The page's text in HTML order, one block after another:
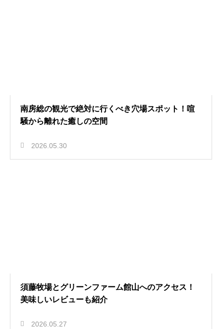
南房総の観光で絶対に行くべき穴場スポット！喧
騒から離れた癒しの空間
2026.05.30
須藤牧場とグリーンファーム館山へのアクセス！
美味しいレビューも紹介
2026.05.27